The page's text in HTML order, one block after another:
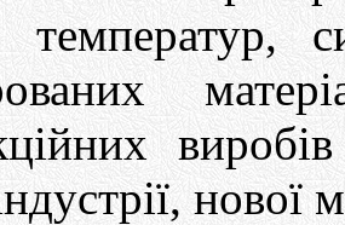
температур,
нової